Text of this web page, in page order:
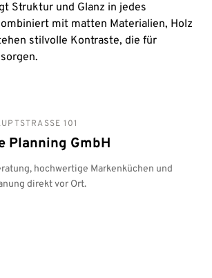
Struktur und Glanz in jedes
mit matten Materialien, Holz
stilvolle Kontraste, die für
101
Planning GmbH
hochwertige Markenküchen und
direkt vor Ort.